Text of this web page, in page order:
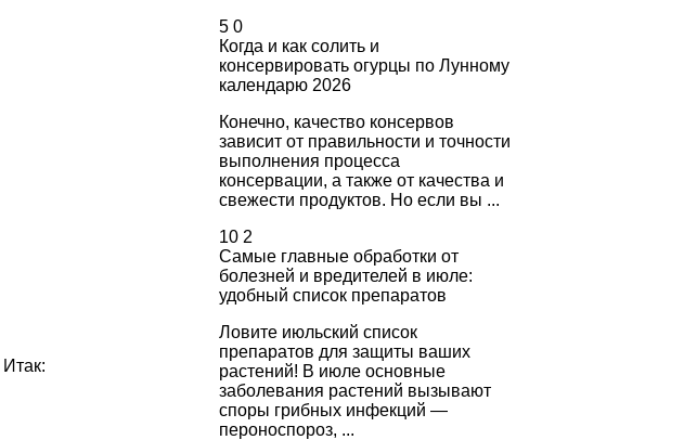
5 0
Когда и как солить и
консервировать огурцы по Лунному
календарю 2026
Конечно, качество консервов
зависит от правильности и точности
выполнения процесса
консервации, а также от качества и
свежести продуктов. Но если вы ...
10 2
Самые главные обработки от
болезней и вредителей в июле:
удобный список препаратов
Ловите июльский список
препаратов для защиты ваших
растений! В июле основные
заболевания растений вызывают
споры грибных инфекций —
пероноспороз, ...